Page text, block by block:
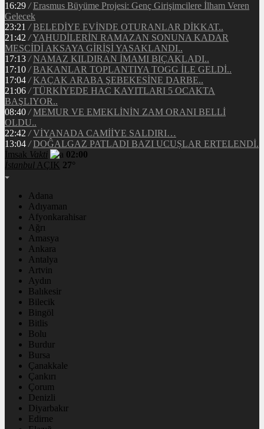
16:29 / Erasmus Büyüme Projesi: Genç Girişimcilere İlham Veren
Gelecek
23:21 / BELEDİYE EVİNDE OTURANLAR DİKKAT..
21:42 /YAHUDİLERİN RAMAZAN SONUNA KADAR
MESCİDİ AKSAYA GİRİŞİ YASAKLANDI..
17:13 / NAMAZ KILDIRAN İMAMI BIÇAKLADI..
17:10 / BAKANLAR TOPLANTIYA TOGG İLE GELDİ..
17:04 / KAÇAK ARABA ŞEBEKESİNE DARBE..
21:06 / TÜRKİYEDE HAC KAYITLARI 5 OCAKTA
BAŞLIYOR..
08:40 / MEMUR VE EMEKLİNİN ZAM ORANI BELLİ
OLDU..
22:42 / VİYANADA CAMİİYE SALDIRI…
13:04 / DOĜALGAZ PATLADI BAZI UCUṢLAR ERTELENDİ.
İmsak Vakti
02:00
İstanbul AÇIK 27°
Adana
Adıyaman
Afyonkarahisar
Ağrı
Amasya
Ankara
Antalya
Artvin
Aydın
Balıkesir
Bilecik
Bingöl
Bitlis
Bolu
Burdur
Bursa
Çanakkale
Çankırı
Çorum
Denizli
Diyarbakır
Edirne